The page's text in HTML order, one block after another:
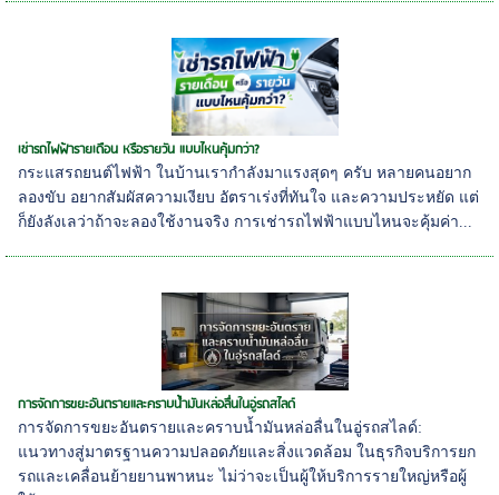
เช่ารถไฟฟ้ารายเดือน หรือรายวัน แบบไหนคุ้มกว่า?
กระแสรถยนต์ไฟฟ้า ในบ้านเรากำลังมาแรงสุดๆ ครับ หลายคนอยาก
ลองขับ อยากสัมผัสความเงียบ อัตราเร่งที่ทันใจ และความประหยัด แต่
ก็ยังลังเลว่าถ้าจะลองใช้งานจริง การเช่ารถไฟฟ้าแบบไหนจะคุ้มค่า...
การจัดการขยะอันตรายและคราบน้ำมันหล่อลื่นในอู่รถสไลด์
การจัดการขยะอันตรายและคราบน้ำมันหล่อลื่นในอู่รถสไลด์:
แนวทางสู่มาตรฐานความปลอดภัยและสิ่งแวดล้อม ในธุรกิจบริการยก
รถและเคลื่อนย้ายยานพาหนะ ไม่ว่าจะเป็นผู้ให้บริการรายใหญ่หรือผู้